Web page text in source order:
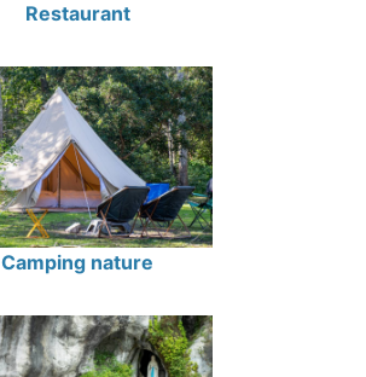
Restaurant
Camping nature